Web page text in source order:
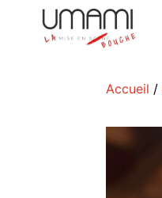
Accueil /